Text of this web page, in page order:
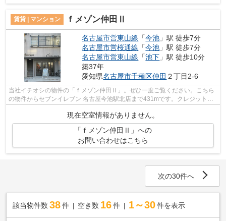
賃貸 | マンション ｆメゾン仲田Ⅱ
名古屋市営東山線 「今池 」駅 徒歩7分
名古屋市営桜通線 「今池 」駅 徒歩7分
名古屋市営東山線 「池下 」駅 徒歩10分
築37年
愛知県名古屋市千種区仲田 ２丁目2-6
当社イチオシの物件の「ｆメゾン仲田Ⅱ」。ぜひ一度ご覧ください。こちら
の物件からセブンイレブン 名古屋今池駅北店まで431mです。クレジットカ
ードで初期費用がお支払いいただけるの...
現在空室情報がありません。
「ｆメゾン仲田Ⅱ」への
お問い合わせはこちら
次の30件へ
該当物件数 38件 空き数 16 件 1～30 件を表示